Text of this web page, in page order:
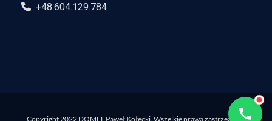
+48.604.129.784
Copyright 2022 DOMEL Paweł Kołecki. Wszelkie prawa zastrzeżone.